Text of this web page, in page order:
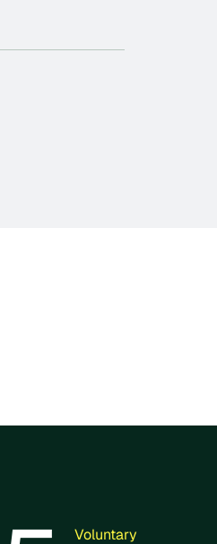
Voluntary